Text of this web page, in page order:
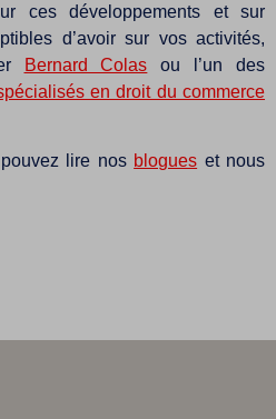
ces développements et sur
d’avoir sur vos activités,
Bernard Colas ou l’un des
en droit du commerce
lire nos blogues et nous